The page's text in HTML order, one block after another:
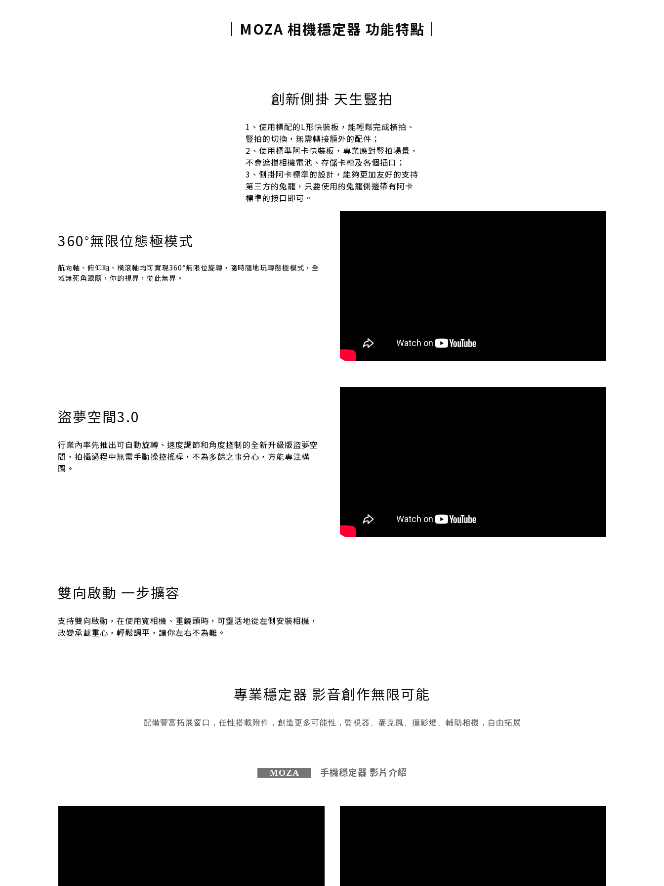
｜ MOZA 相機穩定器 功能特點 ｜
創新側掛 天生豎拍
1、使用標配的L形快裝板，能輕鬆完成橫拍、
豎拍的切換，無需轉接額外的配件；
2、使用標準阿卡快裝板，專業應對豎拍場景，
不會遮擋相機電池、存儲卡槽及各個插口；
3、側掛阿卡標準的設計，能夠更加友好的支持
第三方的兔籠，只要使用的兔籠側邊帶有阿卡
標準的接口即可。
360°無限位態極模式
航向軸、俯仰軸、橫滾軸均可實現360°無限位旋轉，隨時隨地玩轉態極模式，全
域無死角跟隨，你的視界，從此無界。
盜夢空間3.0
行業內率先推出可自動旋轉、速度調節和角度控制的全新升級版盜夢空
間，拍攝過程中無需手動操控搖桿，不為多餘之事分心，方能專注構
圖。
雙向啟動 一步擴容
支持雙向啟動，在使用寬相機、重鏡頭時，可靈活地從左側安裝相機，
改變承載重心，輕鬆調平，讓你左右不為難。
專業穩定器 影音創作無限可能
配備豐富拓展窗口，任性搭載附件，創造更多可能性，監視器、麥克風、攝影燈、輔助相機，自由拓展
MOZA 手機穩定器 影片介紹